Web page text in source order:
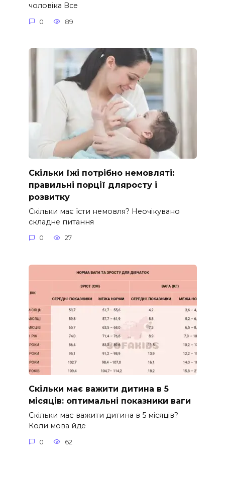
чоловіка Все
0 89
Скільки їжі потрібно немовляті:
правильні порції дляросту і
розвитку
Скільки має їсти немовля? Неочікувано
складне питання
0 27
Скільки має важити дитина в 5
місяців: оптимальні показники ваги
Скільки має важити дитина в 5 місяців?
Коли мова йде
0 62